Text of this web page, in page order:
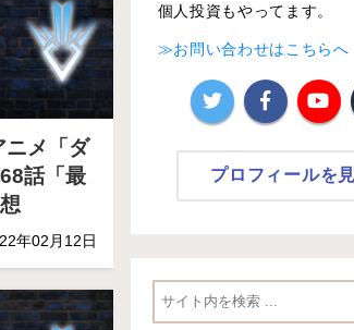
ニメ「ダ
話「最
年02月12日
個人投資もやってます。
≫お問い合わせはこちらへ
プロフィールを